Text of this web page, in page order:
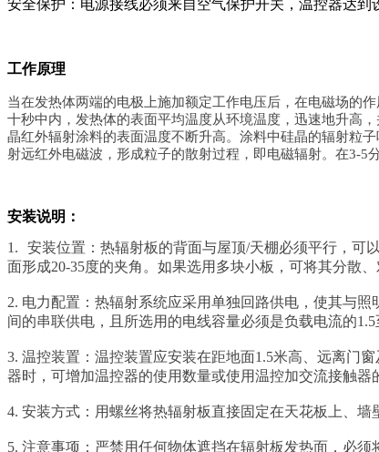
安全保护：电源接线必须来自空气保护开关，温控器达到
工作原理
当在发热体两端的电极上施加额定工作电压后，在电磁场的
十秒中内，发热体的表面平均温度从环境温度，迅速地升高
晶红外辐射涂料的表面温度不断升高。涂料中硅晶的辐射粒
射远红外电磁波，形成粒子的散射过程，即电磁辐射。在3-5
安装说明：
1.
安装位置：热辐射板的背面与屋顶/天棚必须平行，可
面形成20-35度的夹角。如果选用多块小板，可将其分散
2. 电力配置：热辐射系统应采用单独回路供电，使其与
间的串联供电，且所选用的电线容量必须是负载电流的
3. 温控装置：温控装置应安装在距地面1.5米高、远离门
器时，可增加温控器的使用数量或使用温控加交流接触
4. 安装方式：用螺丝将热辐射板直接固定在天花板上、墙
5. 注意事项：严禁用任何物体遮挡在辐射板发热面，必须